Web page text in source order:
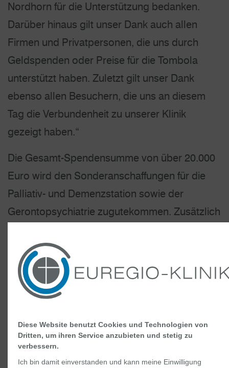
Nordhorn für die Unterstützung bedanken.
Darüber hinaus gilt unser Dank auch allen
Firmen und Privatpersonen, die uns durch
Geldspenden oder Preise für die Tombola
unterstützt haben. Zuletzt gilt unser Dank
ebenso allen Besuchern, die uns an diesem
Tag die Verbundenheit zu unserer Klinik
gezeigt haben.“
Die Gesamt-Spendensumme von über 20.000
Euro wird den Sonderanschaffungen für die
Palliativ- und Demenzstation sowie der
Gerontopsychiatrie zugutekommen. Zusätzlich
verlost werden, davon drei Kurzreisen, sowie
ein Kaffeevollautomat und ein Gasgrill.
Hintergrund der Veranstaltung
Die Euregio-Klinik stellt sich derzeit mit dem
Bau der Palliativstation, der somatischen
Demenzstation sowie der Gerontopsychiatrie
Diese Website benutzt Cookies und Technologien von
Dritten, um ihren Service anzubieten und stetig zu
verbessern.
Ich bin damit einverstanden und kann meine Einwilligung